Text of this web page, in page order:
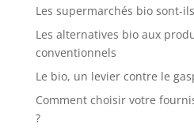
Les supermarchés bio sont-
Les alternatives bio aux
conventionnels
Le bio, un levier contre le
Comment choisir votre
?